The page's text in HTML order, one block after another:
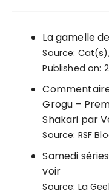
La gamelle
Source:
Published on:
Grogu –
Shakari par
Source: RSF
Samedi
voir
Source: La